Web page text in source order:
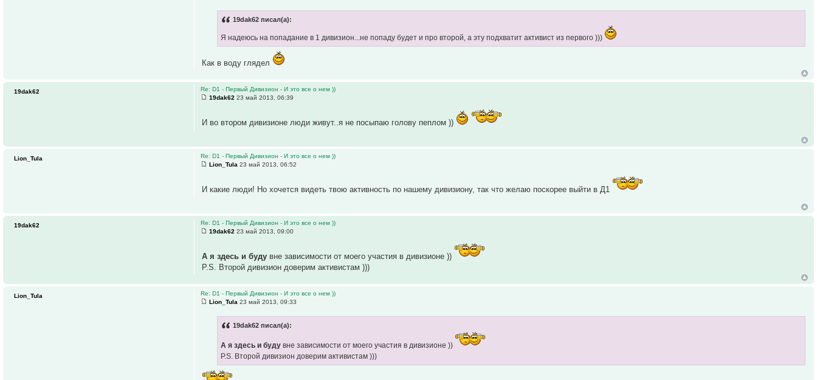
19dak62 писал(а):
Я надеюсь на попадание в 1 дивизион...не попаду будет и про второй, а эту подхватит активист из первого )))
Как в воду глядел
Re: D1 - Первый Дивизион - И это все о нем ))
19dak62 23 май 2013, 06:39
И во втором дивизионе люди живут..я не посыпаю голову пеплом ))
19dak62
Re: D1 - Первый Дивизион - И это все о нем ))
Lion_Tula 23 май 2013, 06:52
И какие люди! Но хочется видеть твою активность по нашему дивизиону, так что желаю поскорее выйти в Д1
Lion_Tula
Re: D1 - Первый Дивизион - И это все о нем ))
19dak62 23 май 2013, 09:00
А я здесь и буду вне зависимости от моего участия в дивизионе ))
P.S. Второй дивизион доверим активистам )))
19dak62
Re: D1 - Первый Дивизион - И это все о нем ))
Lion_Tula 23 май 2013, 09:33
19dak62 писал(а):
А я здесь и буду вне зависимости от моего участия в дивизионе ))
P.S. Второй дивизион доверим активистам )))
Lion_Tula